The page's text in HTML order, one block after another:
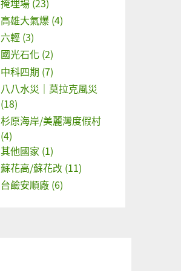
掩埋場 (23)
高雄大氣爆 (4)
六輕 (3)
國光石化 (2)
中科四期 (7)
八八水災｜莫拉克風災
(18)
杉原海岸/美麗灣度假村
(4)
其他國家 (1)
蘇花高/蘇花改 (11)
台鹼安順廠 (6)